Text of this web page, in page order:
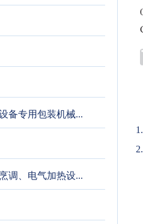
备专用包装机械...
调、电气加热设...